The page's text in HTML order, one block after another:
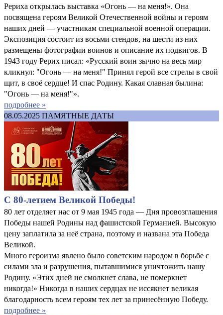
Рериха открылась выставка «Огонь — на меня!». Она
посвящена героям Великой Отечественной войны и героям
наших дней — участникам специальной военной операции.
Экспозиция состоит из восьми стендов, на шести из них
размещены фотографии воинов и описание их подвигов. В
1943 году Рерих писал: «Русский воин зычно на весь мир
кликнул: "Огонь — на меня!" Принял герой все стрелы в свой
щит, в своё сердце! И спас Родину. Какая славная былина:
"Огонь — на меня!"».
подробнее »
08.05.2025 ПАМЯТНЫЕ ДАТЫ
С 80-летием Великой Победы!
80 лет отделяет нас от 9 мая 1945 года — Дня провозглашения
Победы нашей Родины над фашистской Германией. Высокую
цену заплатила за неё страна, поэтому и названа эта Победа
Великой.
Много героизма явлено было советским народом в борьбе с
силами зла и разрушения, пытавшимися уничтожить нашу
Родину. «Этих дней не смолкнет слава, не померкнет
никогда!» Никогда в наших сердцах не иссякнет великая
благодарность всем героям тех лет за принесённую Победу.
подробнее »